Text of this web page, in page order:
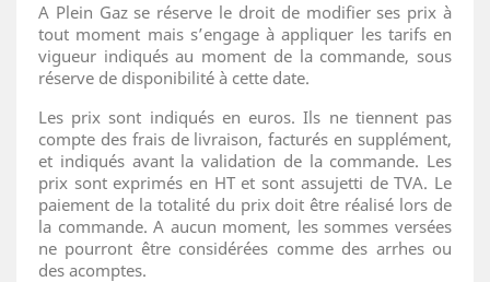
A Plein Gaz se réserve le droit de modifier ses prix à
tout moment mais s’engage à appliquer les tarifs en
vigueur indiqués au moment de la commande, sous
réserve de disponibilité à cette date.
Les prix sont indiqués en euros. Ils ne tiennent pas
compte des frais de livraison, facturés en supplément,
et indiqués avant la validation de la commande. Les
prix sont exprimés en HT et sont assujetti de TVA. Le
paiement de la totalité du prix doit être réalisé lors de
la commande. A aucun moment, les sommes versées
ne pourront être considérées comme des arrhes ou
des acomptes.